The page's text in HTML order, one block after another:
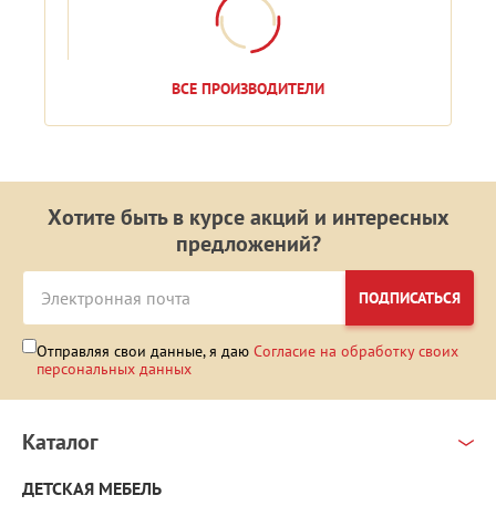
ВСЕ ПРОИЗВОДИТЕЛИ
Хотите быть в курсе акций и интересных
предложений?
ПОДПИСАТЬСЯ
Отправляя свои данные, я даю Согласие на обработку своих
персональных данных
Каталог
ДЕТСКАЯ МЕБЕЛЬ